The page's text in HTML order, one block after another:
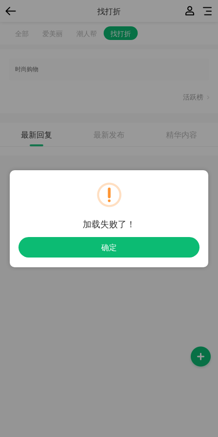
找打折
全部 爱美丽 潮人帮 找打折
时尚购物
活跃榜
最新回复 最新发布 精华内容
加载失败了！
确定